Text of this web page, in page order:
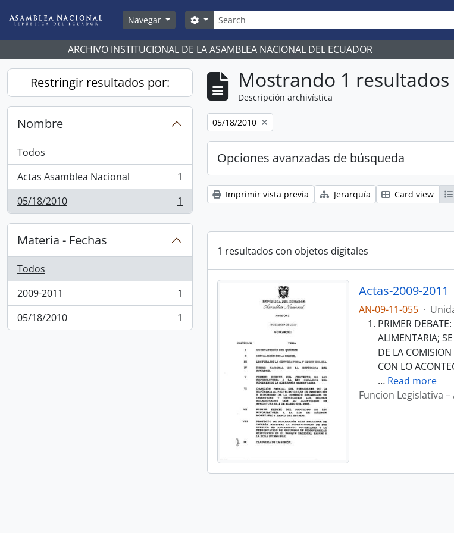
Navegar
Búsqueda
Search options
ARCHIVO INSTITUCIONAL DE LA ASAMBLEA NACIONAL DEL ECUADOR
Restringir resultados por:
Nombre
Todos
Actas Asamblea Nacional
, 1 resultados
1
05/18/2010
, 1 resultados 1
Materia - Fechas
Todos
2009-2011
, 1 resultados
1
05/18/2010
, 1 resultados 1
Mostrando 1 resultados
Descripción archivística
Remove filter:
05/18/2010
Opciones avanzadas de búsqueda
Imprimir vista previa Jerarquía Card view
1 resultados con objetos digitales
Actas-2009-2011
AN-09-11-055 ·
PRIMER
ALIMENTARIA;
DE LA
CON LO
… Read more
Funcion Legislativa